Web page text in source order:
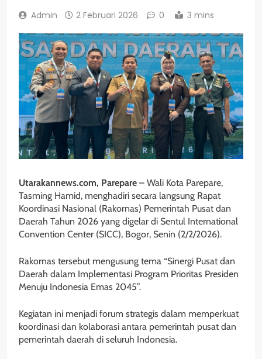
Admin 2 Februari 2026 0 3 mins
Utarakannews.com, Parepare – Wali Kota Parepare,
Tasming Hamid, menghadiri secara langsung Rapat
Koordinasi Nasional (Rakornas) Pemerintah Pusat dan
Daerah Tahun 2026 yang digelar di Sentul International
Convention Center (SICC), Bogor, Senin (2/2/2026).
Rakornas tersebut mengusung tema “Sinergi Pusat dan
Daerah dalam Implementasi Program Prioritas Presiden
Menuju Indonesia Emas 2045”.
Kegiatan ini menjadi forum strategis dalam memperkuat
koordinasi dan kolaborasi antara pemerintah pusat dan
pemerintah daerah di seluruh Indonesia.